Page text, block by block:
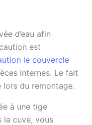
d’eau afin
est
le couvercle
internes. Le fait
du remontage.
à une tige
la cuve, vous